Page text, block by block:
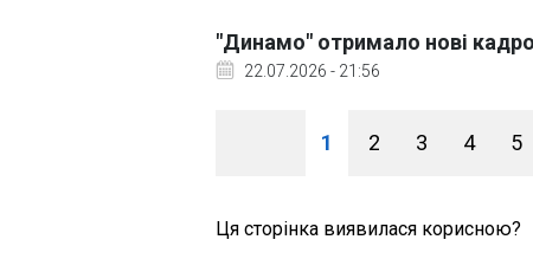
"Динамо" отримало нові
22.07.2026 - 21:56
1 2 3 4 5
Ця сторінка виявилася корисною?